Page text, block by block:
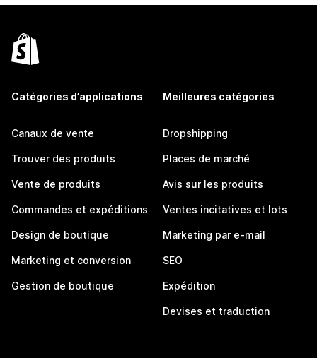
Catégories d’applications
Canaux de vente
Trouver des produits
Vente de produits
Commandes et expéditions
Design de boutique
Marketing et conversion
Gestion de boutique
Meilleures catégories
Dropshipping
Places de marché
Avis sur les produits
Ventes incitatives et lots
Marketing par e-mail
SEO
Expédition
Devises et traduction